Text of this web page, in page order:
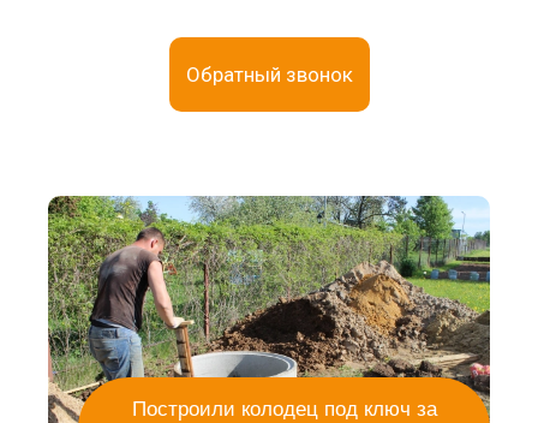
Обратный звонок
Построили колодец под ключ за